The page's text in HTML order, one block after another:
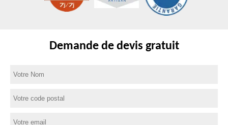
Demande de devis gratuit